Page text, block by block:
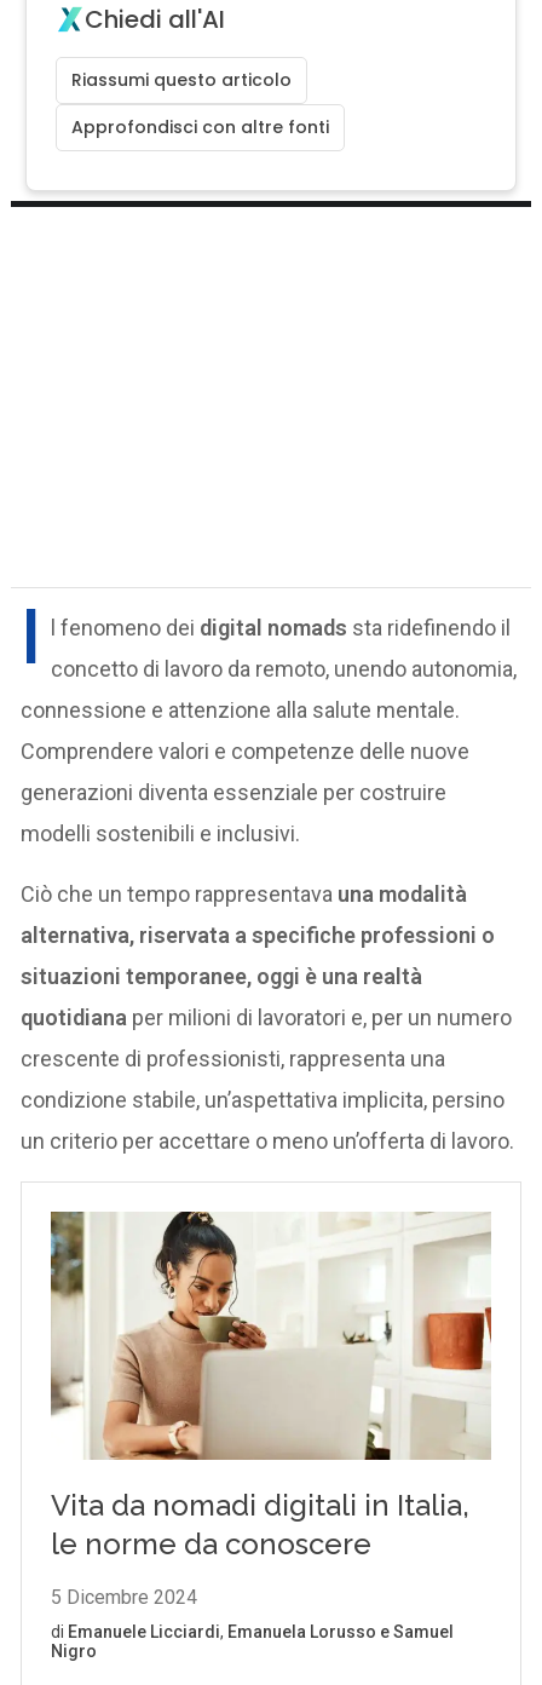
Chiedi all'AI
Riassumi questo articolo
Approfondisci con altre fonti
I l fenomeno dei digital nomads sta ridefinendo il
concetto di lavoro da remoto, unendo autonomia,
connessione e attenzione alla salute mentale.
Comprendere valori e competenze delle nuove
generazioni diventa essenziale per costruire
modelli sostenibili e inclusivi.
Ciò che un tempo rappresentava una modalità
alternativa, riservata a specifiche professioni o
situazioni temporanee, oggi è una realtà
quotidiana per milioni di lavoratori e, per un numero
crescente di professionisti, rappresenta una
condizione stabile, un’aspettativa implicita, persino
un criterio per accettare o meno un’offerta di lavoro.